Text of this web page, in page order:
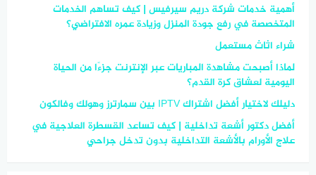
أهمية خدمات شركة دريم سيرفيس | كيف تساهم الخدمات
المتخصصة في رفع جودة المنزل وزيادة عمره الافتراضي؟
شراء اثاث مستعمل
لماذا أصبحت مشاهدة المباريات عبر الإنترنت جزءًا من الحياة
اليومية لعشاق كرة القدم؟
دليلك لاختيار أفضل اشتراك IPTV بين سمارترز وهولك وفالكون
أفضل دكتور أشعة تداخلية | كيف تساعد القسطرة العلاجية في
علاج الأورام بالأشعة التداخلية بدون تدخل جراحي